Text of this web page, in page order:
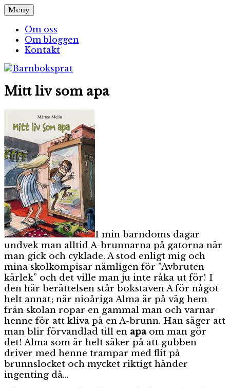
Hoppa
till
innehåll
Barnboksprat
– en blogg om barnböcker
Meny
Om oss
Om bloggen
Kontakt
Mitt liv som apa
I min barndoms dagar
undvek man alltid A-brunnarna på gatorna när
man gick och cyklade. A stod enligt mig och
mina skolkompisar nämligen för ”Avbruten
kärlek” och det ville man ju inte råka ut för! I
den här berättelsen står bokstaven A för något
helt annat; när nioåriga Alma är på väg hem
från skolan ropar en gammal man och varnar
henne för att kliva på en A-brunn. Han säger att
man blir förvandlad till en apa om man gör
det! Alma som är helt säker på att gubben
driver med henne trampar med flit på
brunnslocket och mycket riktigt händer
ingenting då…